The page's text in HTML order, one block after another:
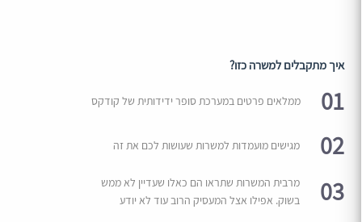
איך מתקבלים למשרה כזו?
01 ממלאים פרטים במערכת סופר ידידותית של קודקס
02 מגישים מועמדות למשרות שעושות לכם את זה
03
מרבית המשרות שתראו הם כאלו שעדיין לא ממש
בשוק. אפילו אצל המעסיק הרוב עוד לא יודע